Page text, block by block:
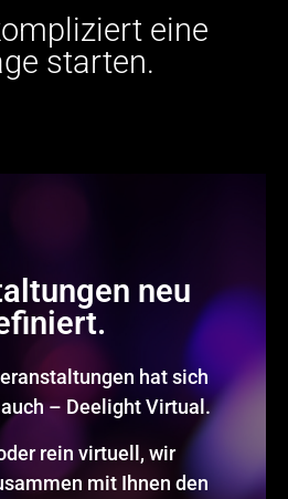
eine
starten.
neu
hat sich
– Deelight Virtual.
rein virtuell, wir
mit Ihnen den